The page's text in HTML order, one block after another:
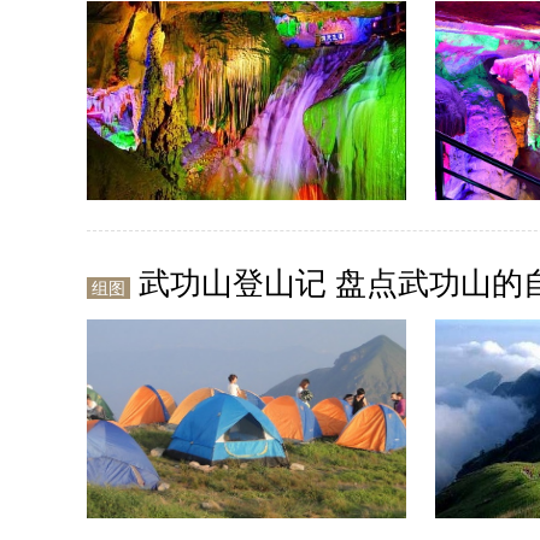
组图 武功山登山记 盘点武功山的